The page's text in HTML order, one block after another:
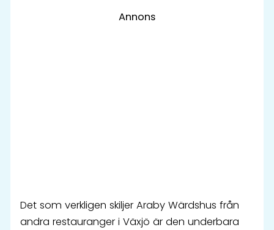
Annons
Det som verkligen skiljer Araby Wärdshus från
andra restauranger i Växjö är den underbara